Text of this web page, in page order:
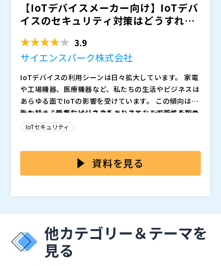
【IoTデバイスメーカー向け】IoTデバ
イスのセキュリティ対策はどうすれば
3.9
サイエンスパーク株式会社
IoTデバイスの利用シーンは日々拡大しています。 家電
や工場機器、医療機器など、私たちの生活やビジネスは
あらゆる面でIoTの影響を受けています。 この傾向は今
後も続き、新たなビジネスチャンスとなる可能性を秘め
ています。
しかし、その裏にはリスクもあります。 IoTデバイスの
性質上、接続性が高い故にDoS攻撃や不正ログインの踏
作、医療機器への攻撃による患者情報の漏洩や機器の誤
動作など、攻撃の対象となり得るのは工場やオフィスだ
ています。
しては、まだ法規制が追いついていない現状がありま
す。 ただ、セキュリティの脆弱性が初めから存在して
合などは、製品の設計と製造に関与しているメーカーが
逸失にもつながるため、IoTデバイスのセキュリティ対
策を疎かにすることはできません。
リティ対策を解説します。 実際にIoTデバイスの開発に
性のステータスを解析する方法など、技術的に踏み込ん
だセキュリティ対策とその実装手法をお届けします。
また、IoTデバイスの開発から運用までをトータルでサ
株式会社オープンソース活用研究所（） マジセミ株式
会社（
）
IoTセキュリティ
資料を見る
他カテゴリー＆テーマを
見る